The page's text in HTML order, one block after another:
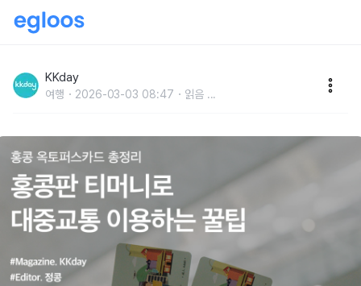
는 꿀팁 총정리
KKday
여행 2026-03-03 08:47 읽음 ...